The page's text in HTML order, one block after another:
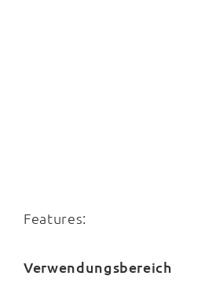
Features:
Verwendungsbereich